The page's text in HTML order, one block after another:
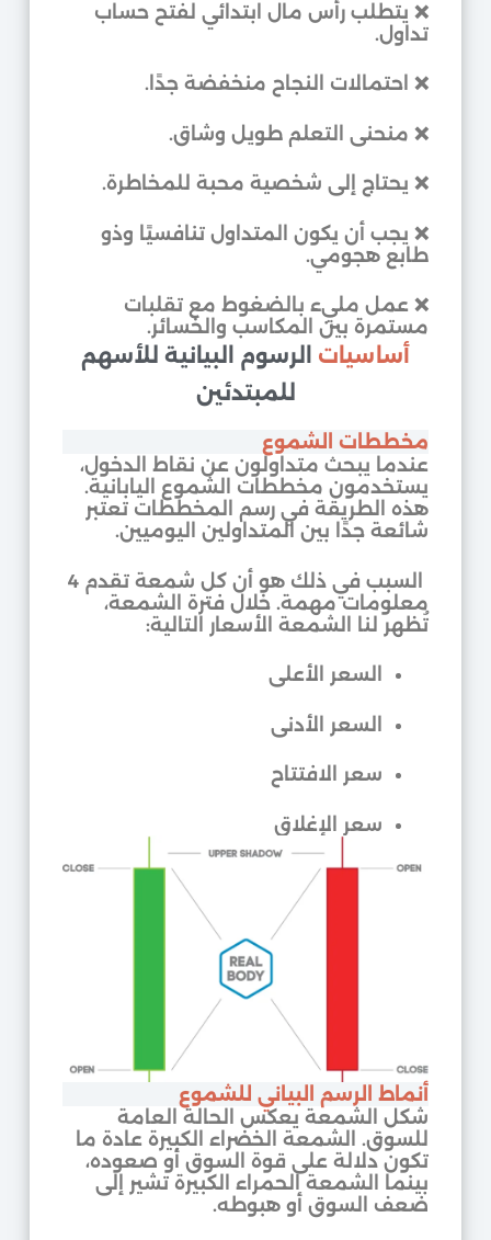
❌ يتطلب رأس مال ابتدائي لفتح حساب
تداول.
❌ احتمالات النجاح منخفضة جدًا.
❌ منحنى التعلم طويل وشاق.
❌ يحتاج إلى شخصية محبة للمخاطرة.
❌ يجب أن يكون المتداول تنافسيًا وذو
طابع هجومي.
❌ عمل مليء بالضغوط مع تقلبات
مستمرة بين المكاسب والخسائر.
أساسيات
الرسوم البيانية للأسهم
للمبتدئين
مخططات الشموع
عندما يبحث متداولون عن نقاط الدخول،
يستخدمون مخططات الشموع اليابانية.
هذه الطريقة في رسم المخططات تعتبر
شائعة جدًا بين المتداولين اليوميين.
السبب في ذلك هو أن كل شمعة تقدم 4
معلومات مهمة. خلال فترة الشمعة،
تُظهر لنا الشمعة الأسعار التالية:
السعر الأعلى
السعر الأدنى
سعر الافتتاح
سعر الإغلاق
أنماط الرسم البياني للشموع
شكل الشمعة يعكس الحالة العامة
للسوق. الشمعة الخضراء الكبيرة عادة ما
تكون دلالة على قوة السوق أو صعوده،
بينما الشمعة الحمراء الكبيرة تشير إلى
ضعف السوق أو هبوطه.